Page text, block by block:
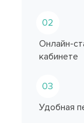
02
Онлайн-
кабинете
03
Удобная